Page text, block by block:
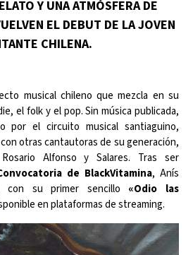
Y UNA ATMÓSFERA DE
EL DEBUT DE LA JOVEN
CHILENA.
musical chileno que mezcla en su
el folk y el pop. Sin música publicada,
por el circuito musical santiaguino,
otras cantautoras de su generación,
Alfonso y Salares. Tras ser
de BlackVitamina, Anís
su primer sencillo «Odio las
en plataformas de streaming.